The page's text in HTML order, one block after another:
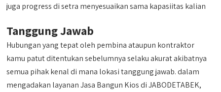
juga progress di setra menyesuaikan sama kapasiitas kalian
Tanggung Jawab
Hubungan yang tepat oleh pembina ataupun kontraktor
kamu patut ditentukan sebelumnya selaku akurat akibatnya
semua pihak kenal di mana lokasi tanggung jawab. dalam
mengadakan layanan Jasa Bangun Kios di JABODETABEK,